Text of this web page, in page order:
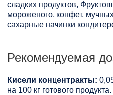
сладких продуктов,
мороженого, конфет,
сахарные начинки
Рекомендуемая
Кисели концентракты:
на 100 кг готового продукта.